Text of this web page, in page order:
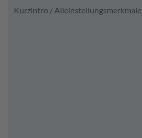
Kurzintro / Alleinstellungsmerkmale